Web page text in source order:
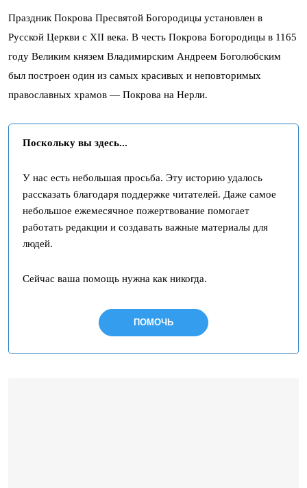
Праздник Покрова Пресвятой Богородицы установлен в
Русской Церкви с XII века. В честь Покрова Богородицы в 1165
году Великим князем Владимирским Андреем Боголюбским
был построен один из самых красивых и неповторимых
православных храмов — Покрова на Нерли.
Поскольку вы здесь...
У нас есть небольшая просьба. Эту историю удалось
рассказать благодаря поддержке читателей. Даже самое
небольшое ежемесячное пожертвование помогает
работать редакции и создавать важные материалы для
людей.
Сейчас ваша помощь нужна как никогда.
ПОМОЧЬ